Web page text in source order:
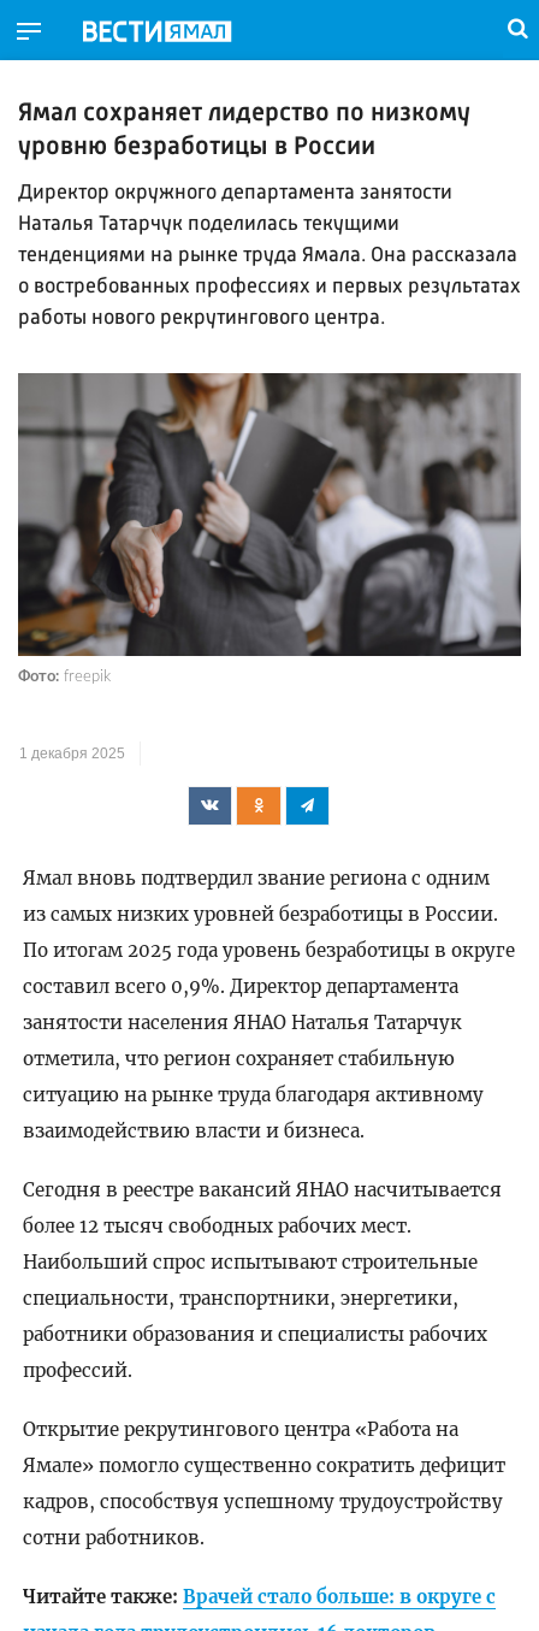
Ямал сохраняет лидерство по низкому
уровню безработицы в России
Директор окружного департамента занятости
Наталья Татарчук поделилась текущими
тенденциями на рынке труда Ямала. Она рассказала
о востребованных профессиях и первых результатах
работы нового рекрутингового центра.
Фото: freepik
1 декабря 2025
Ямал вновь подтвердил звание региона с одним
из самых низких уровней безработицы в России.
По итогам 2025 года уровень безработицы в округе
составил всего 0,9%. Директор департамента
занятости населения ЯНАО Наталья Татарчук
отметила, что регион сохраняет стабильную
ситуацию на рынке труда благодаря активному
взаимодействию власти и бизнеса.
Сегодня в реестре вакансий ЯНАО насчитывается
более 12 тысяч свободных рабочих мест.
Наибольший спрос испытывают строительные
специальности, транспортники, энергетики,
работники образования и специалисты рабочих
профессий.
Открытие рекрутингового центра «Работа на
Ямале» помогло существенно сократить дефицит
кадров, способствуя успешному трудоустройству
сотни работников.
Читайте также: Врачей стало больше: в округе с